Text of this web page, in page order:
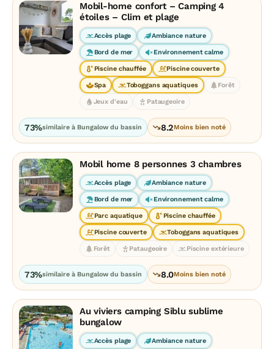
Mobil-home confort – Camping 4
étoiles – Clim et plage
Accès plage Ambiance nature
Bord de mer Environnement calme
Piscine chauffée Piscine couverte
Spa Toboggans aquatiques Forêt
Jeux d'eau Pataugeoire
73%similaire à Bungalow du bassin 8.2Moins bien noté
Mobil home 8 personnes 3 chambres
Accès plage Ambiance nature
Bord de mer Environnement calme
Parc aquatique Piscine chauffée
Piscine couverte Toboggans aquatiques
Forêt Pataugeoire Piscine extérieure
73%similaire à Bungalow du bassin 8.0Moins bien noté
Au viviers camping Siblu sublime
bungalow
Accès plage Ambiance nature